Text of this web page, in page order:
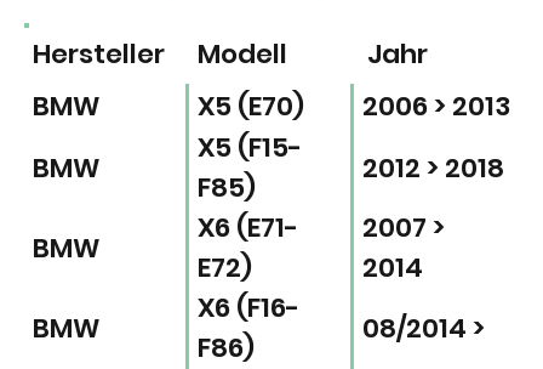
Modell Jahr
Hersteller
BMW
X5 (E70)
2006 > 2013
BMW
X5 (F15-
F85)
2012 > 2018
BMW
X6 (E71-
E72)
2007 >
2014
BMW
X6 (F16-
F86)
08/2014 >